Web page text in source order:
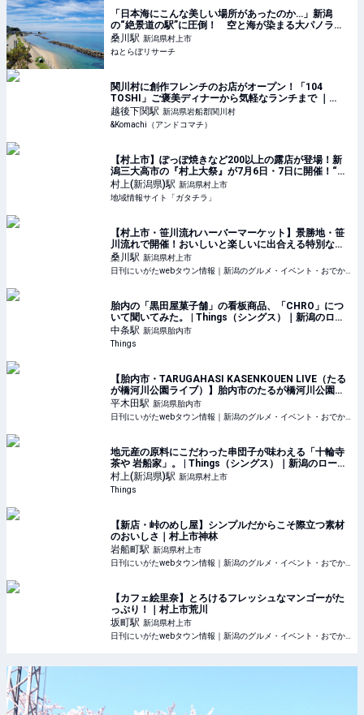
「日本海にこんな美しい場所があったのか…」新潟
の“絶景道の駅”に圧倒！ 空と海が染まる大パノラ
マ、JR駅直結で列車でも行ける（1/5） | 新潟県 ねと
らぼリサーチ
桑川駅 新潟県村上市
ねとらぼリサーチ
関川村に創作フレンチのお店がオープン！「104
TOSHI」ご褒美ディナーから気軽なランチまで ｜
&Komachi
越後下関駅 新潟県岩船郡関川村
&Komachi（アンドコマチ）
【村上市】ぽっぽ焼きなど200以上の露店が登場！新
潟三大高市の『村上大祭』が7月6日・7日に開催！“豪
華絢爛なおしゃぎり(屋台)”巡行は必見♪ - 地域情報サイ
ト「ガタチラ」
村上(新潟県)駅 新潟県村上市
地域情報サイト「ガタチラ」
【村上市・笹川流れハーバーマーケット】景勝地・笹
川流れで開催！おいしいと楽しいに出合える特別な一
日
桑川駅 新潟県村上市
胎内の「黒田屋菓子舗」の看板商品、「CHRO」につ
いて聞いてみた。 | Things（シングス）｜新潟のロー
カルなWebマガジン
中条駅 新潟県胎内市
Things
【胎内市・TARUGAHASI KASENKOUEN LIVE（たる
が橋河川公園ライブ）】胎内市のたるが橋河川公園で2
日間にわたるライブ開催！
平木田駅 新潟県胎内市
地元産の原料にこだわった串団子が味わえる「十輪寺
茶や 岩船家」。 | Things（シングス）｜新潟のローカ
ルなWebマガジン
村上(新潟県)駅 新潟県村上市
Things
【新店・峠のめし屋】シンプルだからこそ際立つ素材
のおいしさ｜村上市神林
岩船町駅 新潟県村上市
【カフェ絵里奈】とろけるフレッシュなマンゴーがた
っぷり！｜村上市荒川
坂町駅 新潟県村上市